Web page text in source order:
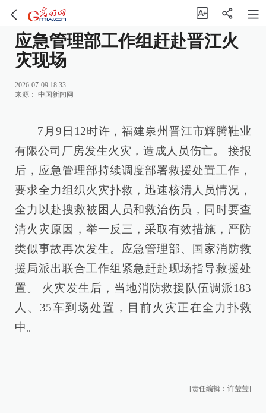
应急管理部工作组赶赴晋江火
灾现场
2026-07-09 18:33
来源： 中国新闻网
7月9日12时许，福建泉州晋江市辉腾鞋业
有限公司厂房发生火灾，造成人员伤亡。 接报
后，应急管理部持续调度部署救援处置工作，
要求全力组织火灾扑救，迅速核清人员情况，
全力以赴搜救被困人员和救治伤员，同时要查
清火灾原因，举一反三，采取有效措施，严防
类似事故再次发生。应急管理部、国家消防救
援局派出联合工作组紧急赶赴现场指导救援处
置。 火灾发生后，当地消防救援队伍调派183
人、35车到场处置，目前火灾正在全力扑救
中。
[责任编辑：许莹莹]